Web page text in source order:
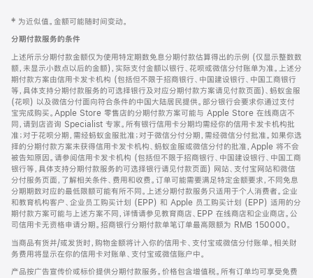
页
页
脚
注
‡ 为近似值。金额可能随时间变动。
分期付款服务的条件
上述所示分期付款金额仅为使用特定期数免息分期付款估算得出的示例 (仅显示整数数
额，未显示小数点以后的金额)，实际支付金额以银行、花呗或微信分付账单为准。上述分
期付款方案由信用卡发卡机构 (包括但不限于招商银行、中国建设银行、中国工商银行
等，具体支持分期付款服务的可选择银行及对应分期付款方案请见付款页面)、蚂蚁金服
(花呗) 以及微信分付面向符合条件的中国大陆居民提供。部分银行会要求你通过支付
宝完成购买。Apple Store 零售店的分期付款方案可能与 Apple Store 在线商店不
同，请到店咨询 Specialist 专家。所有银行信用卡分期均需经你的信用卡发卡机构批
准；对于花呗分期，需经蚂蚁金服批准；对于微信分付分期，需经微信分付批准。如果你选
择的分期付款方案未获得信用卡发卡机构、蚂蚁金服或微信分付的批准，Apple 将不会
被告知原因。请参阅信用卡发卡机构 (包括但不限于招商银行、中国建设银行、中国工商
银行等，具体支持分期付款服务的可选择银行请见付款页面) 网站、支付宝网站和微信
分付服务页面，了解相关条件、费用和收费。订单可能需要满足特定金额要求，不同免息
分期期数对应的最低限额可能有所不同。上述分期付款服务只适用于个人消费者。企业
和教育机构客户、企业员工购买计划 (EPP) 和 Apple 员工购买计划 (EPP) 适用的分
期付款方案可能与上述方案不同，详情请参见教育商店、EPP 在线商店和企业商店。公
司信用卡无资格申请分期。招商银行分期付款单笔订单最高限额为 RMB 150000。
当商品有货并/或发货时，购物金额将计入你的信用卡、支付宝或微信分付账单。相关财
务费用将显示在你的信用卡对账单、支付宝或微信账户中。
产品按广告宣传价或标价提供分期付款服务。价格包含增值税。所有订单均可享受免费